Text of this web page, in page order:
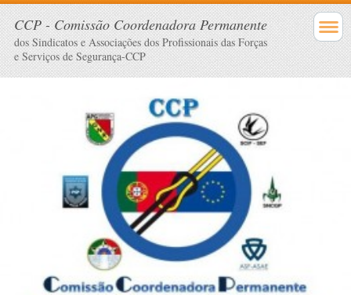
CCP - Comissão Coordenadora Permanente
dos Sindicatos e Associações dos Profissionais das Forças
e Serviços de Segurança-CCP